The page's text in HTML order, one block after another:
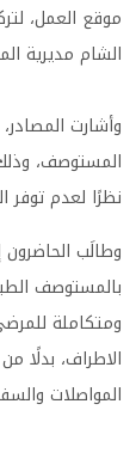
موقع العمل،
الشام مديرية
وأشارت
المستوصف،
نظرًا لعدم توفر
وطالَب
بالمستوصف
ومتكاملة
الاطراف، بدلًا
المواصلات